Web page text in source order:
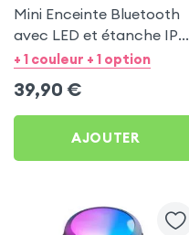
Mini Enceinte Bluetooth
avec LED et étanche IPX6
- LinQ Bleu pour Oppo
+ 1 couleur + 1 option
39,90 €
AJOUTER